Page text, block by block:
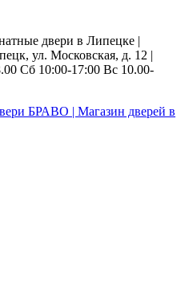
двери в Липецке |
ул. Московская, д. 12 |
Сб 10:00-17:00 Вс 10.00-